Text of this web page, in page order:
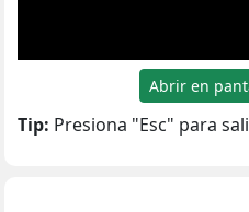
Abrir en
Tip: Presiona "Esc" para